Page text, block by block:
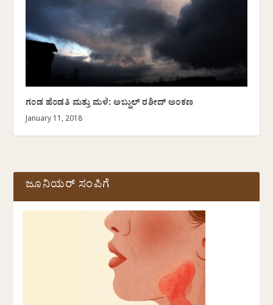
ಗಂಡ ಹೆಂಡತಿ ಮತ್ತು ಮಳೆ: ಅಬ್ದುಲ್ ರಶೀದ್ ಅಂಕಣ
January 11, 2018
ಜೂನಿಯರ್ ಸಂಪಿಗೆ